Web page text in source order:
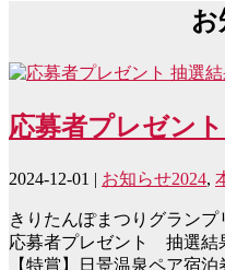
お
応募者プレゼン
2024-12-01 | お知らせ2024,
きりたんぽまつりグランプ
応募者プレゼント 抽選結
【特賞】日景温泉ペア宿泊